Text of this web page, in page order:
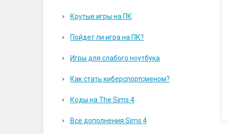
Крутые игры на ПК
Пойдет ли игра на ПК?
Игры для слабого ноутбука
Как стать киберспортсменом?
Коды на The Sims 4
Все дополнения Sims 4